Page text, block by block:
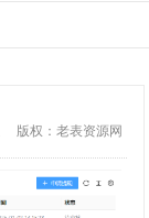
版权：老表资源网